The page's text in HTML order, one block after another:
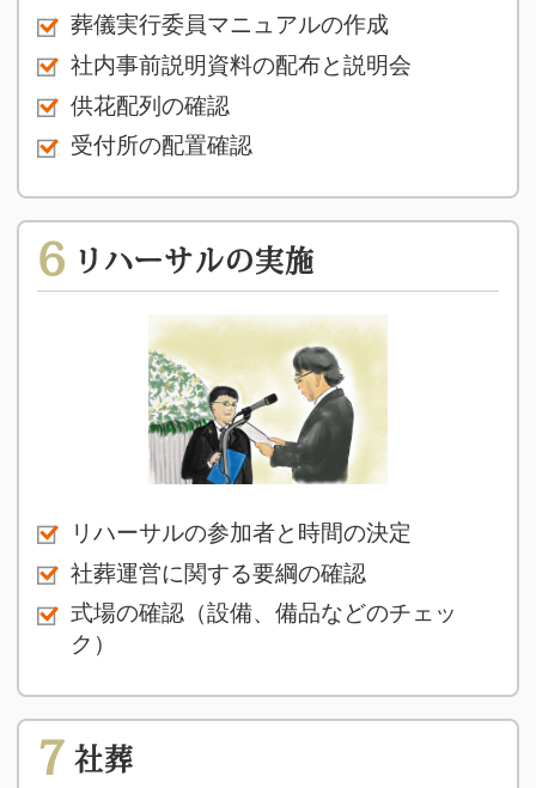
葬儀実行委員マニュアルの作成
社内事前説明資料の配布と説明会
供花配列の確認
受付所の配置確認
6 リハーサルの実施
リハーサルの参加者と時間の決定
社葬運営に関する要綱の確認
式場の確認（設備、備品などのチェッ
ク）
7 社葬